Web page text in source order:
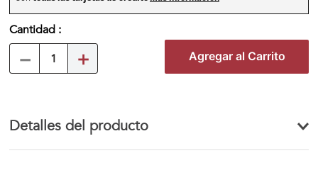
Cantidad
＋
－ Agregar al Carrito
Detalles del producto